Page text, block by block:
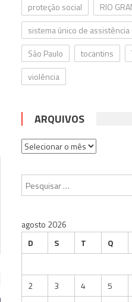
proteção social
RIO
sistema único de assistência
São Paulo
tocantins
violência
ARQUIVOS
Arquivos
agosto 2026
D
S T Q
2
3 4 5